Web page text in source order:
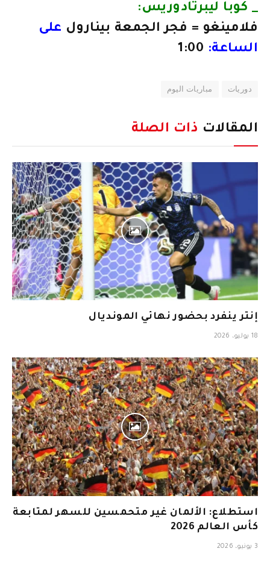
_ كوبا ليبرتادوريس:
فلامينغو = فجر الجمعة بينارول على
الساعة:
دوريات مباريات اليوم
المقالات ذات الصلة
إنتر ينفرد بحضور نهائي المونديال
18 يوليو، 2026
استطلاع: الألمان غير متحمسين للسهر لمتابعة
كأس العالم 2026
3 يونيو، 2026